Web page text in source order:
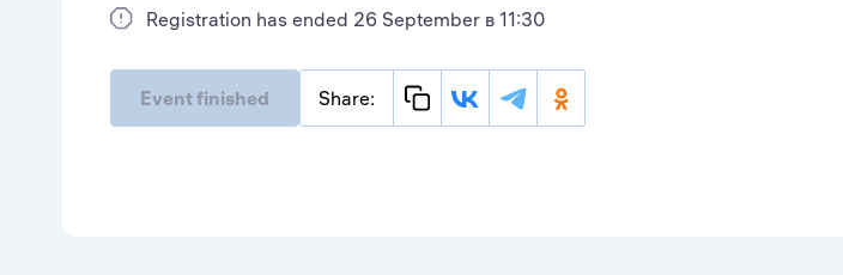
Registration has ended 26 September в 11:30
Event finished Share: